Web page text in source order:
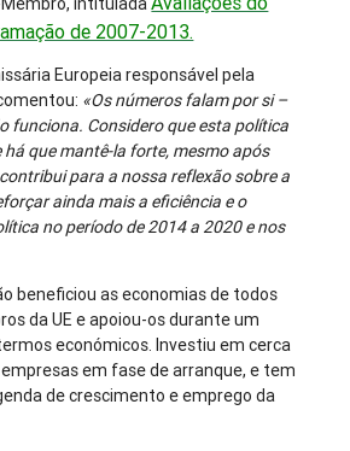
de 2007-2013.
Europeia responsável pela
«Os números falam por si –
funciona. Considero que esta política
há que mantê-la forte, mesmo após
para a nossa reflexão sobre a
ainda mais a eficiência e o
no período de 2014 a 2020 e nos
beneficiou as economias de todos
da UE e apoiou-os durante um
económicos. Investiu em cerca
empresas em fase de arranque, e tem
de crescimento e emprego da